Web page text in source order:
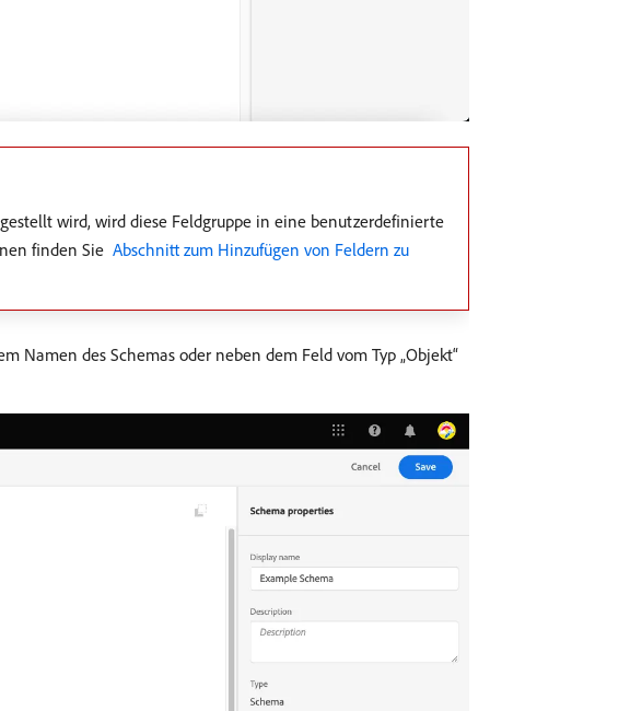
wird, wird diese Feldgruppe in eine benutzerdefinierte
finden Sie ​ Abschnitt zum Hinzufügen von Feldern zu
Namen des Schemas oder neben dem Feld vom Typ „Objekt“